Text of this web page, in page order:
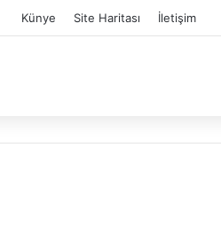
Künye Site Haritası İletişim